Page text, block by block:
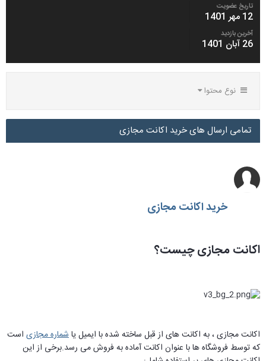
تاریخ عضویت
12 مهر 1401
آخرین بازدید
26 آبان 1401
نوع محتوا
تمامی ارسال های خرید اکانت مجازی
خرید اکانت مجازی
اکانت مجازی چیست؟
اکانت مجازی ، به اکانت های از قبل ساخته شده با ایمیل یاشماره مجازی است
که توسط فروشگاه ها با عنوان اکانت آماده به فروش می رسد.برخی از این